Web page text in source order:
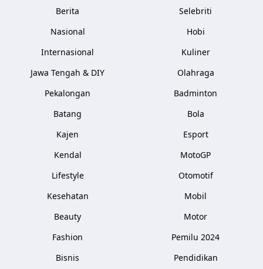
Berita
Nasional
Internasional
Jawa Tengah & DIY
Pekalongan
Batang
Kajen
Kendal
Lifestyle
Kesehatan
Beauty
Fashion
Bisnis
Selebriti
Hobi
Kuliner
Olahraga
Badminton
Bola
Esport
MotoGP
Otomotif
Mobil
Motor
Pemilu 2024
Pendidikan